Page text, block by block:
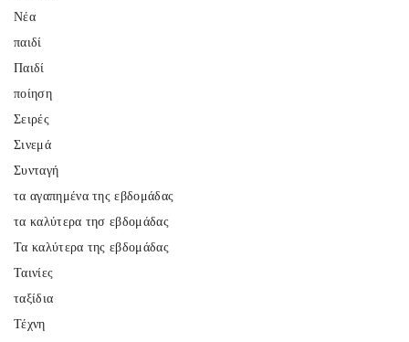
Νέα
παιδί
Παιδί
ποίηση
Σειρές
Σινεμά
Συνταγή
τα αγαπημένα της εβδομάδας
τα καλύτερα τησ εβδομάδας
Τα καλύτερα της εβδομάδας
Ταινίες
ταξίδια
Τέχνη